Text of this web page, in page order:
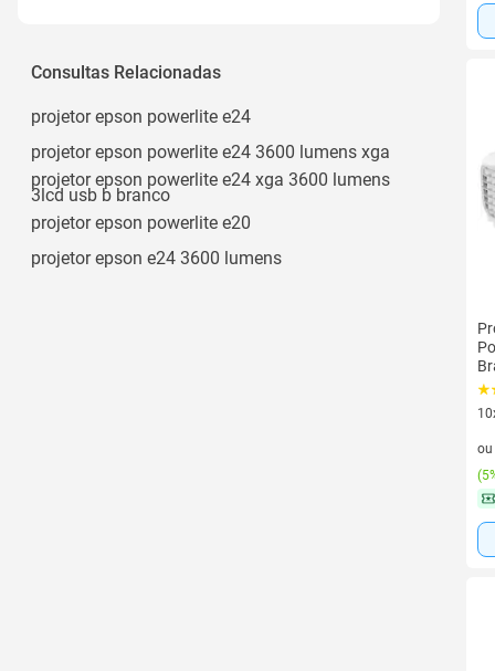
Consultas Relacionadas
projetor epson powerlite e24
projetor epson powerlite e24 3600 lumens xga
projetor epson powerlite e24 xga 3600 lumens
3lcd usb b branco
projetor epson powerlite e20
projetor epson e24 3600 lumens
ou
(